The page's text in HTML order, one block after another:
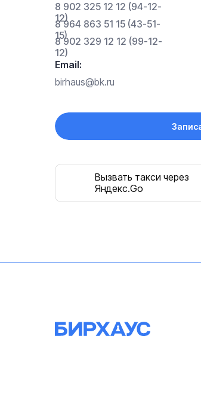
8 902 329 12 12 (99-12-
12)
8 964 863 51 15 (43-51-
15)
birhaus@bk.ru
Email:
8 902 325 12 12 (94-12-
12)
Вызвать такси через
Яндекс.Go